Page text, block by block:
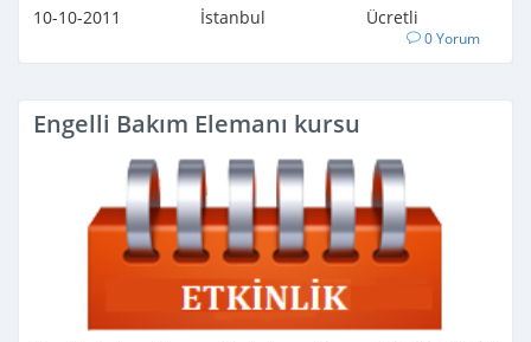
10-10-2011 İstanbul Ücretli
0 Yorum
Engelli Bakım Elemanı kursu